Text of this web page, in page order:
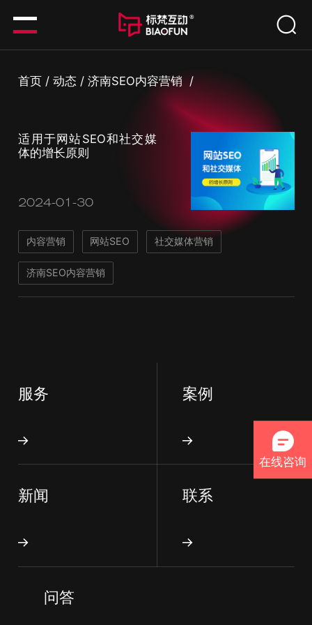
首页 /动态 /济南SEO内容营销 /
适用于网站SEO和社交媒
体的增长原则
2024-01-30
内容营销 网站SEO 社交媒体营销
济南SEO内容营销
服务 案例
新闻 联系
问答
在线咨询